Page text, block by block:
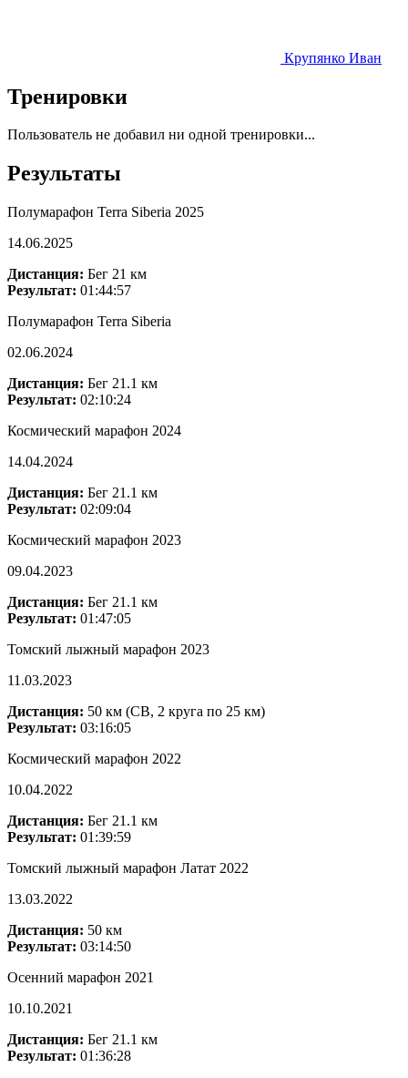
Крупянко Иван
Тренировки
Пользователь не добавил ни одной тренировки...
Результаты
Полумарафон Terra Siberia 2025
14.06.2025
Дистанция: Бег 21 км
Результат: 01:44:57
Полумарафон Terra Siberia
02.06.2024
Дистанция: Бег 21.1 км
Результат: 02:10:24
Космический марафон 2024
14.04.2024
Дистанция: Бег 21.1 км
Результат: 02:09:04
Космический марафон 2023
09.04.2023
Дистанция: Бег 21.1 км
Результат: 01:47:05
Томский лыжный марафон 2023
11.03.2023
Дистанция: 50 км (СВ, 2 круга по 25 км)
Результат: 03:16:05
Космический марафон 2022
10.04.2022
Дистанция: Бег 21.1 км
Результат: 01:39:59
Томский лыжный марафон Латат 2022
13.03.2022
Дистанция: 50 км
Результат: 03:14:50
Осенний марафон 2021
10.10.2021
Дистанция: Бег 21.1 км
Результат: 01:36:28